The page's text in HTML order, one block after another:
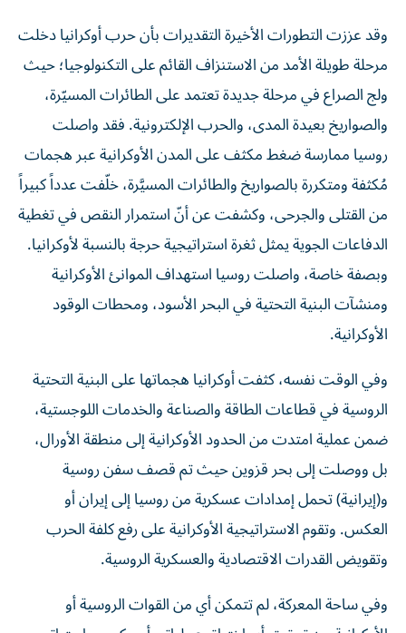
وقد عززت التطورات الأخيرة التقديرات بأن حرب أوكرانيا دخلت
مرحلة طويلة الأمد من الاستنزاف القائم على التكنولوجيا؛ حيث
ولج الصراع في مرحلة جديدة تعتمد على الطائرات المسيّرة،
والصواريخ بعيدة المدى، والحرب الإلكترونية. فقد واصلت
روسيا ممارسة ضغط مكثف على المدن الأوكرانية عبر هجمات
مُكثفة ومتكررة بالصواريخ والطائرات المسيَّرة، خلّفت عدداً كبيراً
من القتلى والجرحى، وكشفت عن أنّ استمرار النقص في تغطية
الدفاعات الجوية يمثل ثغرة استراتيجية حرجة بالنسبة لأوكرانيا.
وبصفة خاصة، واصلت روسيا استهداف الموانئ الأوكرانية
ومنشآت البنية التحتية في البحر الأسود، ومحطات الوقود
الأوكرانية.
وفي الوقت نفسه، كثفت أوكرانيا هجماتها على البنية التحتية
الروسية في قطاعات الطاقة والصناعة والخدمات اللوجستية،
ضمن عملية امتدت من الحدود الأوكرانية إلى منطقة الأورال،
بل ووصلت إلى بحر قزوين حيث تم قصف سفن روسية
و(إيرانية) تحمل إمدادات عسكرية من روسيا إلى إيران أو
العكس. وتقوم الاستراتيجية الأوكرانية على رفع كلفة الحرب
وتقويض القدرات الاقتصادية والعسكرية الروسية.
وفي ساحة المعركة، لم تتمكن أي من القوات الروسية أو
الأوكرانية من تحقيق أي اختراق عملياتي أو مكسب استراتيجي،